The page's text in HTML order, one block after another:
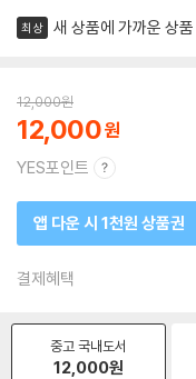
최상 새 상품에 가까운 상품
12,000원
12,000
YES포인트
앱 다운 시 1천원 상품권
결제혜택
중고 국내도서
12,000원